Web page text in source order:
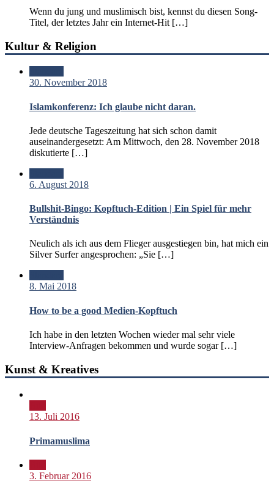
Wenn du jung und muslimisch bist, kennst du diesen Song-
Titel, der letztes Jahr ein Internet-Hit […]
Kultur & Religion
30. November 2018
Islamkonferenz: Ich glaube nicht daran.
Jede deutsche Tageszeitung hat sich schon damit
auseinandergesetzt: Am Mittwoch, den 28. November 2018
diskutierte […]
6. August 2018
Bullshit-Bingo: Kopftuch-Edition | Ein Spiel für mehr
Verständnis
Neulich als ich aus dem Flieger ausgestiegen bin, hat mich ein
Silver Surfer angesprochen: „Sie […]
8. Mai 2018
How to be a good Medien-Kopftuch
Ich habe in den letzten Wochen wieder mal sehr viele
Interview-Anfragen bekommen und wurde sogar […]
Kunst & Kreatives
13. Juli 2016
Primamuslima
3. Februar 2016